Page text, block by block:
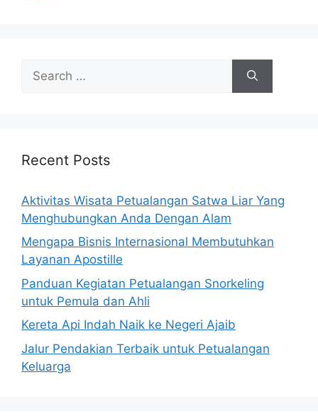
for:
Recent Posts
Aktivitas Wisata Petualangan Satwa Liar Yang
Menghubungkan Anda Dengan Alam
Mengapa Bisnis Internasional Membutuhkan
Layanan Apostille
Panduan Kegiatan Petualangan Snorkeling
untuk Pemula dan Ahli
Kereta Api Indah Naik ke Negeri Ajaib
Jalur Pendakian Terbaik untuk Petualangan
Keluarga